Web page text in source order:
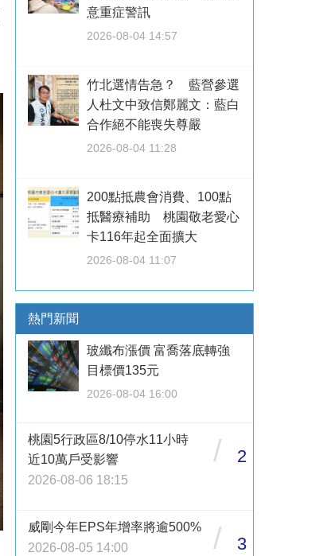
意重症警訊
2026-08-04 14:57
竹北選情告急？ 藍營參選
人杜文中致信鄭麗文：藍白
合作絕不能喪失尊嚴
2026-08-04 11:28
200點抵農會消費、100點
抵醫療補助 桃園敬老愛心
卡116年起全面擴大
2026-08-04 11:07
熱門新聞
玻纖布漲價 富喬落底轉強
目標價135元
2026-08-04 16:00
桃園5行政區8/10停水11小時
近10萬戶受影響
2026-08-06 18:15
/ 2
威剛今年EPS年增率將逾500%
2026-08-05 14:00
/ 3